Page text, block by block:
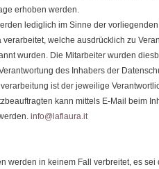
erhoben werden.
lediglich im Sinne der
welche ausdrücklich zu
wurden. Die Mitarbeiter wurden
des Inhabers der
ist der jeweilige
kann mittels E-Mail beim
info@laflaura.it
werden in keinem Fall verbreitet, es